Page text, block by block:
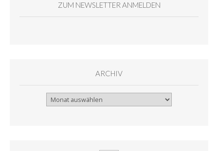
ZUM NEWSLETTER ANMELDEN
ARCHIV
Archiv